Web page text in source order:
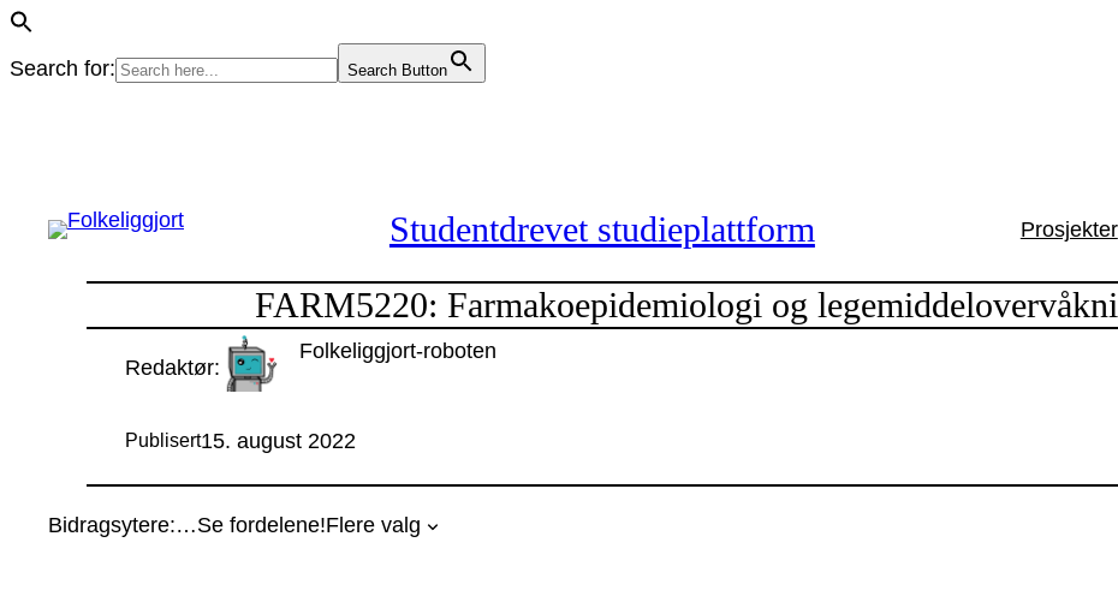
Search for: Search Button
Studentdrevet studieplattform Prosjekter
FARM5220: Farmakoepidemiologi og
Redaktør:
Folkeliggjort-roboten
Publisert15. august 2022
Bidragsytere:…Se fordelene!Flere valg